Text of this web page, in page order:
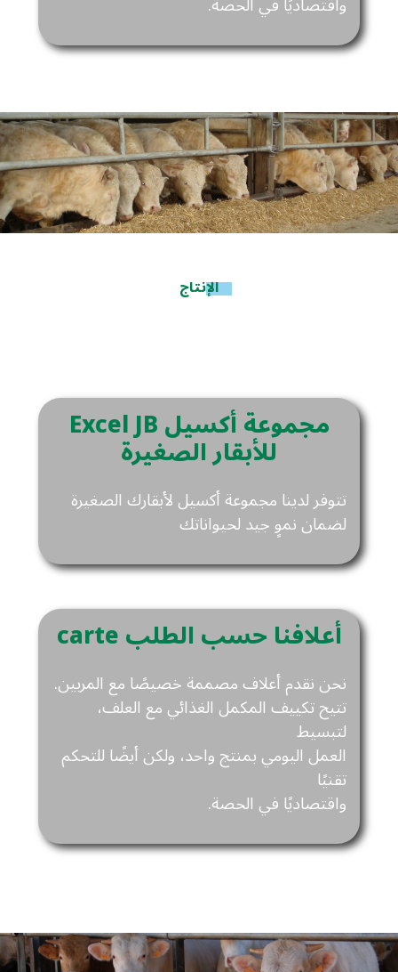
الإنتاج
Excel JB مجموعة أكسيل
للأبقار الصغيرة
تتوفر لدينا مجموعة أكسيل لأبقارك الصغيرة
لضمان نموٍ جيد لحيواناتك
carte أعلافنا حسب الطلب
نحن نقدم أعلاف مصممة خصيصًا مع المربين.
تتيح تكييف المكمل الغذائي مع العلف،
لتبسيط
العمل اليومي بمنتج واحد، ولكن أيضًا للتحكم
تقنيًا
واقتصاديًا في الحصة.